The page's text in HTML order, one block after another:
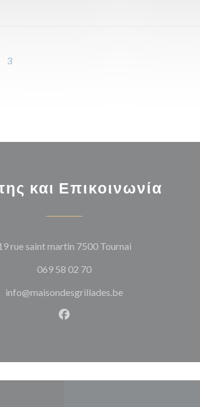
3
και Επικοινωνία
rue saint martin 7500 Tournai((ανοίγει σε νέο
069 58 02 70
info@maisondesgrillades.be
Facebook ((ανοίγει σε νέο